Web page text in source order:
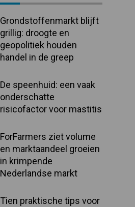
Grondstoffenmarkt blijft
grillig: droogte en
geopolitiek houden
handel in de greep
De speenhuid: een vaak
onderschatte
risicofactor voor mastitis
ForFarmers ziet volume
en marktaandeel groeien
in krimpende
Nederlandse markt
Tien praktische tips voor